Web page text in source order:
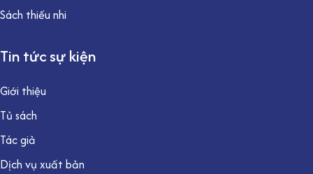
Sách thiếu nhi
Tin tức sự kiện
Giới thiệu
Tủ sách
Tác giả
Dịch vụ xuất bản